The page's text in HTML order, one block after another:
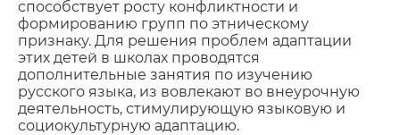
способствует росту конфликтности и
формированию групп по этническому
признаку. Для решения проблем адаптации
этих детей в школах проводятся
дополнительные занятия по изучению
русского языка, из вовлекают во внеурочную
деятельность, стимулирующую языковую и
социокультурную адаптацию.